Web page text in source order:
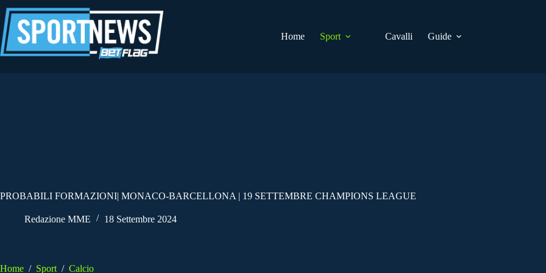
al
contenuto
Home
Sport Cavalli Guide
PROBABILI FORMAZIONI| MONACO-BARCELLONA | 19 SETTEMBRE CHAMPIONS LEAGUE
Redazione MME 18 Settembre 2024
Home / Sport / Calcio